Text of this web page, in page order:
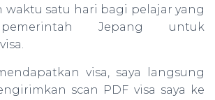
satu hari bagi pelajar yang
Jepang untuk
visa, saya langsung
scan PDF visa saya ke